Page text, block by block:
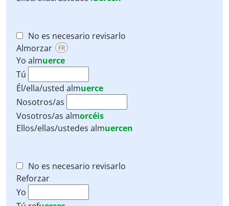
No es necesario revisarlo
Almorzar
FR
Yo almuerce
Tú
Él/ella/usted almuerce
Nosotros/as
Vosotros/as almorcéis
Ellos/ellas/ustedes almuercen
No es necesario revisarlo
Reforzar
Yo